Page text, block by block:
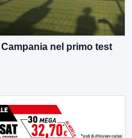
nel primo test